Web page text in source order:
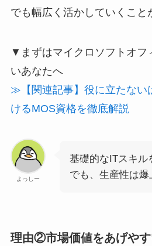
でも幅広く活かしていくこと
▼まずはマイクロソフトオフ
いあなたへ
≫【関連記事】役に立たない
けるMOS資格を徹底解説
よっしー
基礎的なITスキル
でも、生産性は
理由②市場価値をあげやす